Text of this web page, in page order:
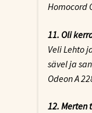
Homocord
11. Oli
Veli Lehto
sävel ja
Odeon A
12. Merten